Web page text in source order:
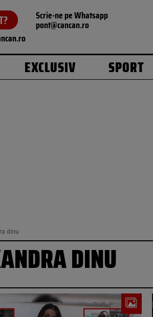
Scrie-ne pe Whatsapp
pont@cancan.ro
EXCLUSIV SPORT
dinu
DINU